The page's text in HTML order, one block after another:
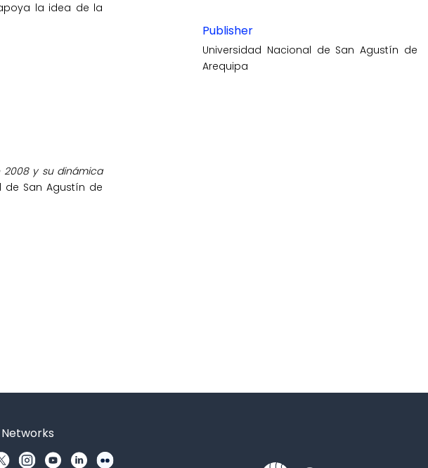
la idea de la
2008 y su dinámica
de San Agustín de
Publisher
Universidad Nacional de San Agustín de
Arequipa